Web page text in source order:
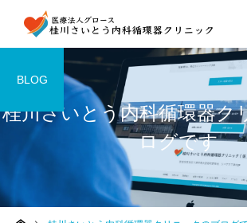
桂川さいとう内科循環器ク
ログです
BLOG